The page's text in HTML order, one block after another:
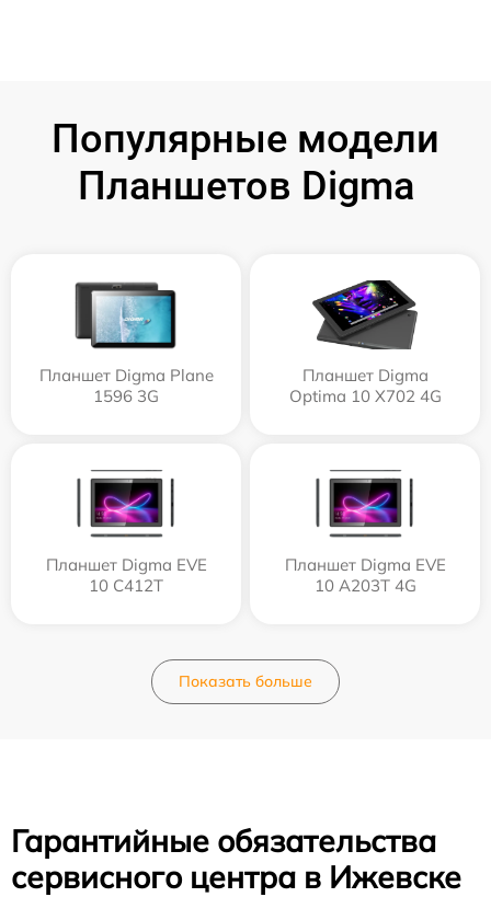
Популярные модели
Планшетов Digma
Планшет Digma Plane
1596 3G
Планшет Digma
Optima 10 X702 4G
Планшет Digma EVE
10 C412T
Планшет Digma EVE
10 A203T 4G
Показать больше
Гарантийные обязательства
сервисного центра в Ижевске